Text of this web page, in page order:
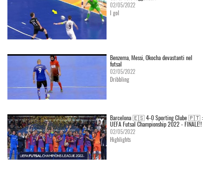
02/05/2022
I gol
Benzema, Messi, Okocha devastanti nel
futsal
02/05/2022
Dribbling
Barcelona 🇪🇸 4-0 Sporting Clube 🇵🇹 :
UEFA Futsal Championship 2022 - FINALE!!
02/05/2022
Highlights